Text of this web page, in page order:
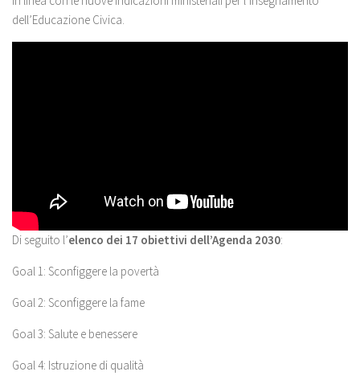
dell’Educazione Civica.
Di seguito l’elenco dei 17 obiettivi dell’Agenda 2030:
Goal 1: Sconfiggere la povertà
Goal 2: Sconfiggere la fame
Goal 3: Salute e benessere
Goal 4: Istruzione di qualità